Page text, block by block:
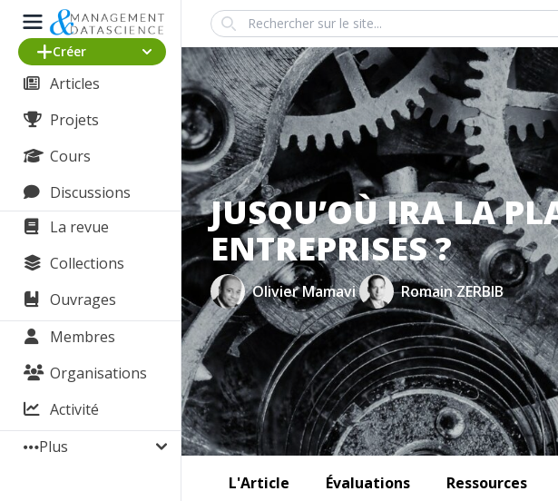
Créer
Articles
Projets
Cours
Discussions
La revue
Collections
Ouvrages
Membres
Organisations
Activité
Plus
Search
JUSQU’OÙ IRA LA
ENTREPRISES ?
Olivier Mamavi Romain ZERBIB
L'Article Évaluations Ressources